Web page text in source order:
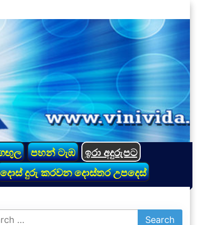
පහන් ටැඹ
ඉරා අදුරුපට
දොස් දුරු කරවන දොස්තර උපදෙස්